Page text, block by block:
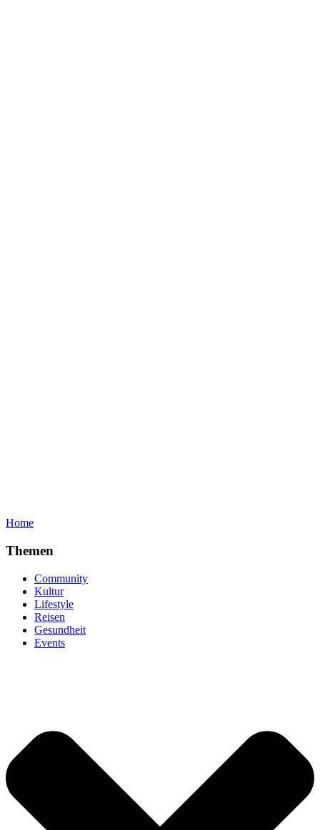
Home
Themen
Community
Kultur
Lifestyle
Reisen
Gesundheit
Events